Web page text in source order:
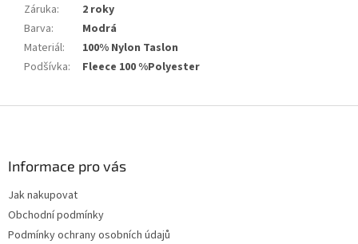
Záruka:
2 roky
Barva:
Modrá
Materiál:
100% Nylon Taslon
Podšívka: Fleece 100 %Polyester
Informace pro vás
Jak nakupovat
Obchodní podmínky
Podmínky ochrany osobních údajů